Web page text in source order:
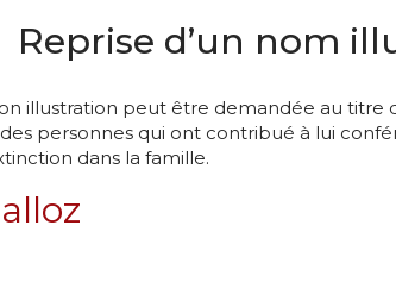
Reprise d’un nom
illustration peut être demandée au
personnes qui ont contribué à lui
dans la famille.